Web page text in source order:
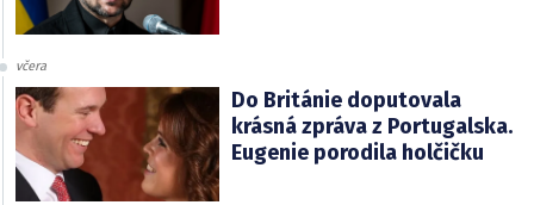
včera
Do Británie doputovala
krásná zpráva z Portugalska.
Eugenie porodila holčičku